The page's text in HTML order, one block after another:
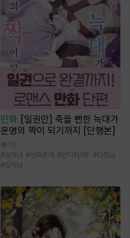
만화 [일권만] 죽을 뻔한 늑대가
운명의 짝이 되기까지 [단행본]
1천
#상처녀 #인외존재 #판타지/SF #다정남
#집착남